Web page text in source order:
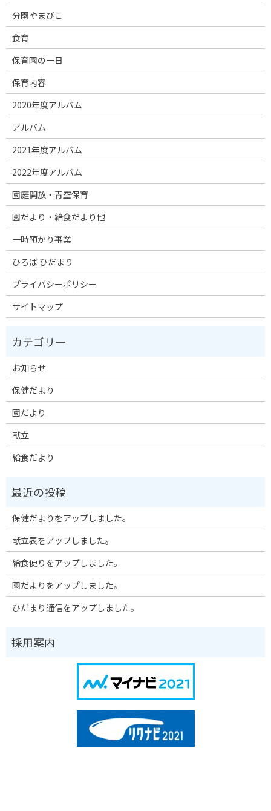
分園やまびこ
食育
保育園の一日
保育内容
2020年度アルバム
アルバム
2021年度アルバム
2022年度アルバム
園庭開放・青空保育
園だより・給食だより他
一時預かり事業
ひろば ひだまり
プライバシーポリシー
サイトマップ
お知らせ
保健だより
園だより
献立
給食だより
保健だよりをアップしました。
献立表をアップしました。
給食便りをアップしました。
園だよりをアップしました。
ひだまり通信をアップしました。